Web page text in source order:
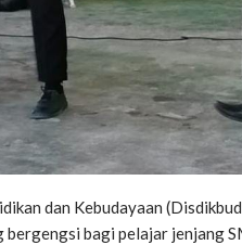
dan Kebudayaan
bergengsi bagi pelajar jenjang